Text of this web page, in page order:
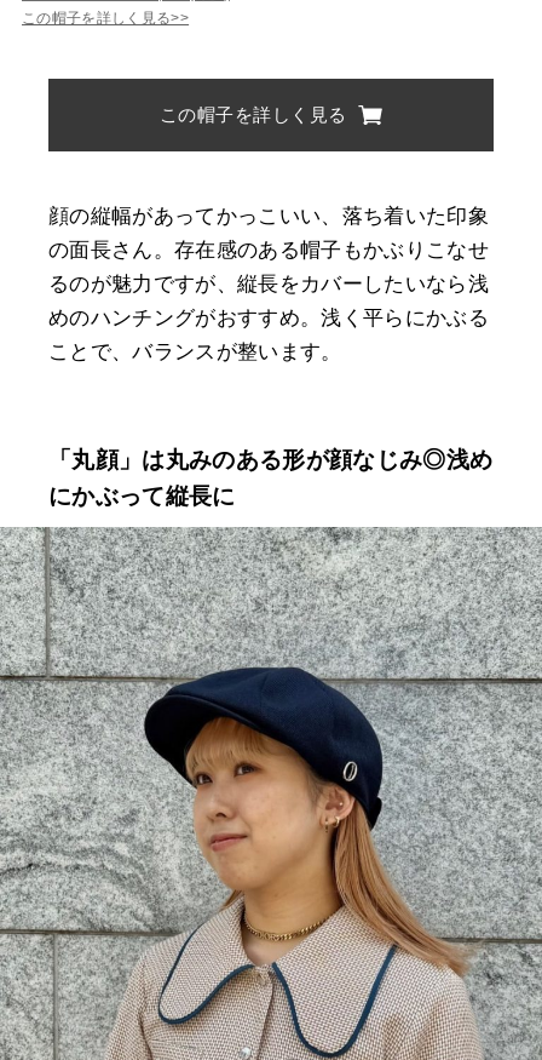
この帽子を詳しく見る>>
この帽子を詳しく見る
顔の縦幅があってかっこいい、落ち着いた印象
の面長さん。存在感のある帽子もかぶりこなせ
るのが魅力ですが、縦長をカバーしたいなら浅
めのハンチングがおすすめ。浅く平らにかぶる
ことで、バランスが整います。
「丸顔」は丸みのある形が顔なじみ◎浅め
にかぶって縦長に